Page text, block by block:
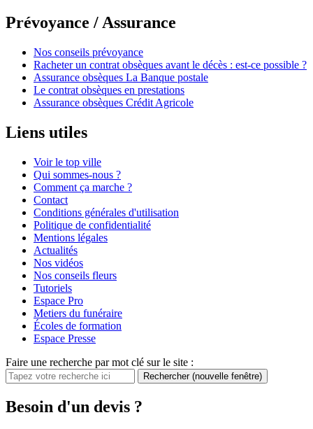
Prévoyance / Assurance
Nos conseils prévoyance
Racheter un contrat obsèques avant le décès : est-ce possible ?
Assurance obsèques La Banque postale
Le contrat obsèques en prestations
Assurance obsèques Crédit Agricole
Liens utiles
Voir le top ville
Qui sommes-nous ?
Comment ça marche ?
Contact
Conditions générales d'utilisation
Politique de confidentialité
Mentions légales
Actualités
Nos vidéos
Nos conseils fleurs
Tutoriels
Espace Pro
Metiers du funéraire
Écoles de formation
Espace Presse
Faire une recherche par mot clé sur le site :
Rechercher (nouvelle fenêtre)
Besoin d'un devis ?